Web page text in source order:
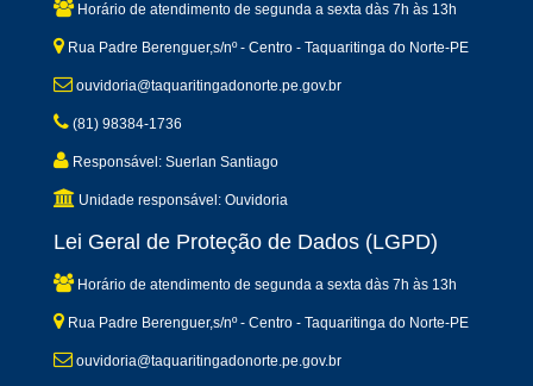
Horário de atendimento de segunda a sexta dàs 7h às 13h
Rua Padre Berenguer,s/nº - Centro - Taquaritinga do Norte-PE
ouvidoria@taquaritingadonorte.pe.gov.br
(81) 98384-1736
Responsável: Suerlan Santiago
Unidade responsável: Ouvidoria
Lei Geral de Proteção de Dados (LGPD)
Horário de atendimento de segunda a sexta dàs 7h às 13h
Rua Padre Berenguer,s/nº - Centro - Taquaritinga do Norte-PE
ouvidoria@taquaritingadonorte.pe.gov.br